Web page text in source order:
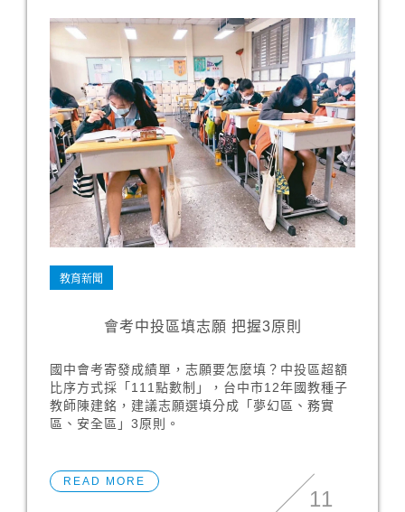
教育新聞
會考中投區填志願 把握3原則
國中會考寄發成績單，志願要怎麼填？中投區超額
比序方式採「111點數制」，台中市12年國教種子
教師陳建銘，建議志願選填分成「夢幻區、務實
區、安全區」3原則。
READ MORE
11